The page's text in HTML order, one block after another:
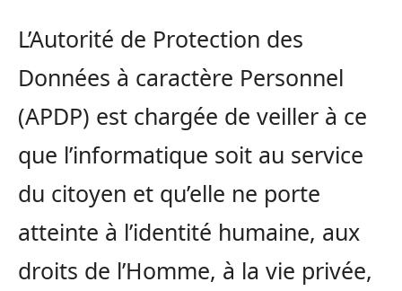
L’Autorité de Protection des
Données à caractère Personnel
(APDP) est chargée de veiller à ce
que l’informatique soit au service
du citoyen et qu’elle ne porte
atteinte à l’identité humaine, aux
droits de l’Homme, à la vie privée,